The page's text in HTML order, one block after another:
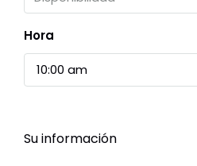
Hora
10:00 am
Su información